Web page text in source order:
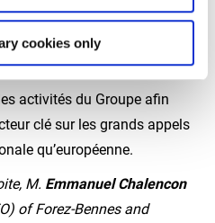
cookies only
THIEULIN
activités du Groupe afin
clé sur les grands appels
qu’européenne.
M. Emmanuel Chalencon
of Forez-Bennes and